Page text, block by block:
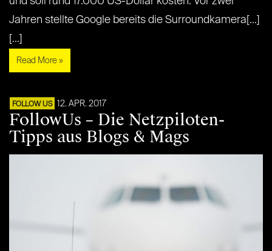
Jahren stellte Google bereits die Surroundkamera[...]
[...]
Read More »
FOLLOW US 12. APR. 2017
FollowUs – Die Netzpiloten-
Tipps aus Blogs & Mags